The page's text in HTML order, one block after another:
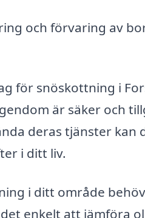
och förvaring av
för snöskottning i
är säker och
deras tjänster kan
i ditt liv.
i ditt område
enkelt att jämföra